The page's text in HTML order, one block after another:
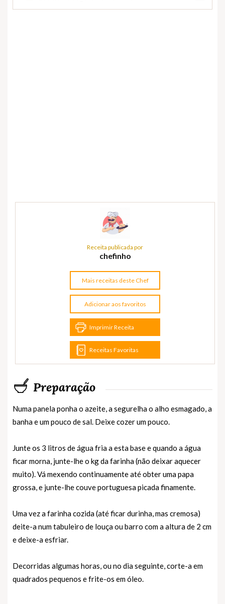
Receita publicada por
chefinho
Mais receitas deste Chef
Adicionar aos favoritos
Imprimir Receita
Receitas Favoritas
Preparação
Numa panela ponha o azeite, a segurelha o alho esmagado, a
banha e um pouco de sal. Deixe cozer um pouco.
Junte os 3 litros de água fria a esta base e quando a água
ficar morna, junte-lhe o kg da farinha (não deixar aquecer
muito). Vá mexendo continuamente até obter uma papa
grossa, e junte-lhe couve portuguesa picada finamente.
Uma vez a farinha cozida (até ficar durinha, mas cremosa)
deite-a num tabuleiro de louça ou barro com a altura de 2 cm
e deixe-a esfriar.
Decorridas algumas horas, ou no dia seguinte, corte-a em
quadrados pequenos e frite-os em óleo.